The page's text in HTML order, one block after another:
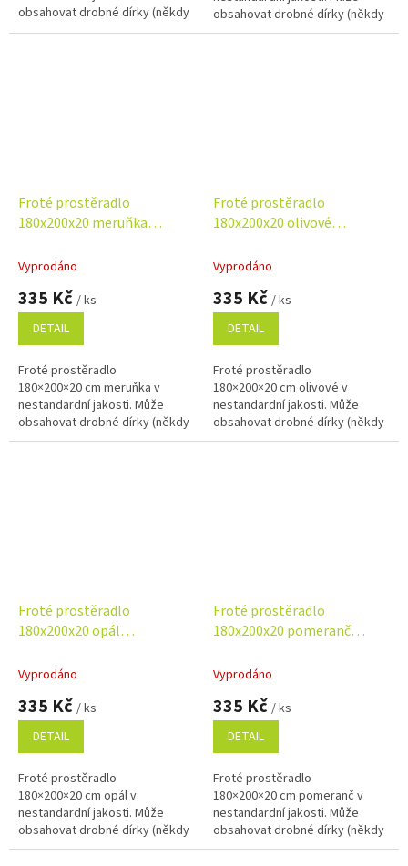
obsahovat drobné dírky (někdy
opravené), které nemají vliv na
obsahovat drobné dírky (někdy
opravené), které nemají vliv na
Froté prostěradlo
180x200x20 meruňka
Vyprodáno
335 Kč / ks
DETAIL
Froté prostěradlo
180×200×20 cm meruňka v
nestandardní jakosti. Může
obsahovat drobné dírky (někdy
opravené), bez vlivu na
Froté prostěradlo
180x200x20 olivové
Vyprodáno
335 Kč / ks
DETAIL
Froté prostěradlo
180×200×20 cm olivové v
nestandardní jakosti. Může
obsahovat drobné dírky (někdy
opravené), bez vlivu na
Froté prostěradlo
180x200x20 opál
Vyprodáno
335 Kč / ks
DETAIL
Froté prostěradlo
180×200×20 cm opál v
nestandardní jakosti. Může
obsahovat drobné dírky (někdy
opravené), bez vlivu na
Froté prostěradlo
180x200x20 pomeranč
Vyprodáno
335 Kč / ks
DETAIL
Froté prostěradlo
180×200×20 cm pomeranč v
nestandardní jakosti. Může
obsahovat drobné dírky (někdy
opravené), bez vlivu na